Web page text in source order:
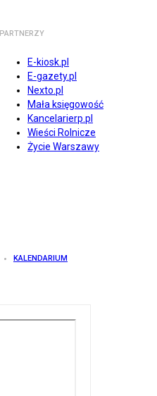
PARTNERZY
E-kiosk.pl
E-gazety.pl
Nexto.pl
Mała księgowość
Kancelarierp.pl
Wieści Rolnicze
Życie Warszawy
KALENDARIUM